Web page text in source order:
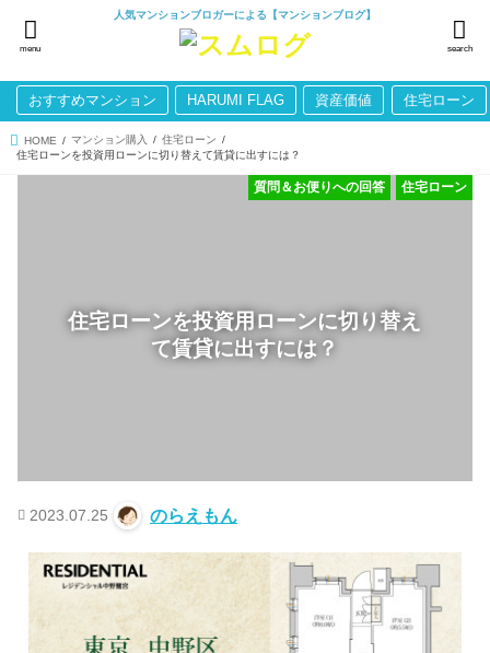
人気マンションブロガーによる【マンションブログ】
search
menu
おすすめマンション HARUMI FLAG 資産価値 住宅ローン
HOME マンション購入
住宅ローン
住宅ローンを投資用ローンに切り替えて賃貸に出すには？
住宅ローンを投資用ローンに切り替え
て賃貸に出すには？
住宅ローン
質問＆お便りへの回答
2023.07.25 のらえもん